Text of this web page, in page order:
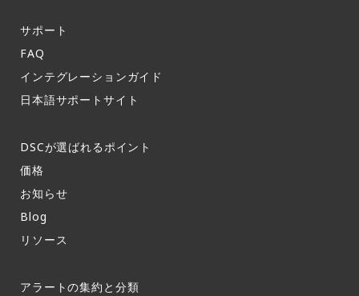
サポート​
FAQ​
インテグレーションガイド​
日本語サポートサイト​
DSCが選ばれるポイント
価格
お知らせ​
Blog
リソース
アラートの集約と分類​